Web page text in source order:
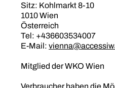
Sitz: Kohlmarkt 8-10
1010 Wien
Österreich
Tel: +436603534007
E-Mail:
Mitglied der WKO Wien
Verbraucher haben die